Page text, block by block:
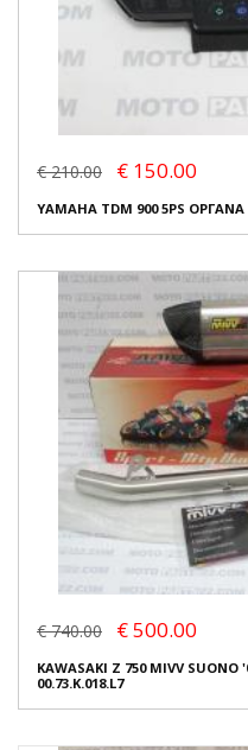
€ 210.00 € 150.00
YAMAHA TDM 900 5PS
€ 740.00 € 500.00
KAWASAKI Z 750 MIVV
00.73.K.018.L7